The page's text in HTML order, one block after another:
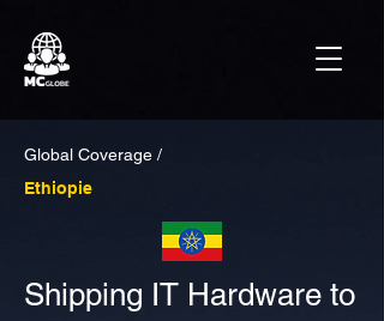
Global Coverage /
Ethiopie
Shipping IT Hardware to